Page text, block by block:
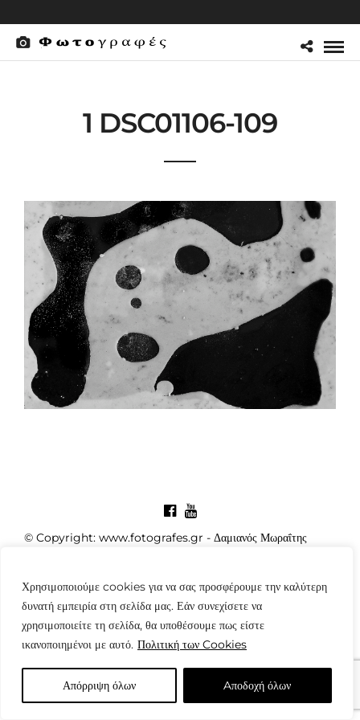
Χρησιμοποιούμε cookies για να σας προσφέρουμε την καλύτερη
δυνατή εμπειρία στη σελίδα μας. Εάν συνεχίσετε να
χρησιμοποιείτε τη σελίδα, θα υποθέσουμε πως είστε
ικανοποιημένοι με αυτό. Πολιτική των Cookies
Απόρριψη όλων Aποδοχή όλων
1 DSC01106-109
© Copyright: www.fotografes.gr - Δαμιανός Μωραΐτης